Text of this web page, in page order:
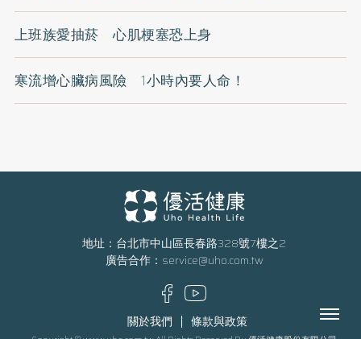
上班族愛抽菸 心肌梗塞恐上身
寒流增心臟病風險 1小時內要人命！
地址：台北市中山區長春路328號7樓之2
廣告合作： service@uho.com.tw
關於我們 條款與政策 Menu